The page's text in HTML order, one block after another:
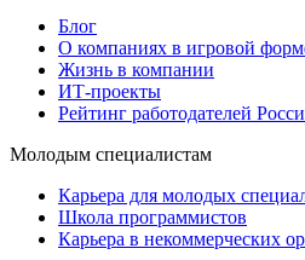
Блог
О компаниях в игровой
Жизнь в компании
ИТ-проекты
Рейтинг работодателей
Молодым специалистам
Карьера для молодых
Школа программистов
Карьера в некоммерческих